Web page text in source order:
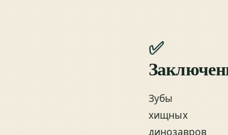
✅
Зубы
хищных
динозавров